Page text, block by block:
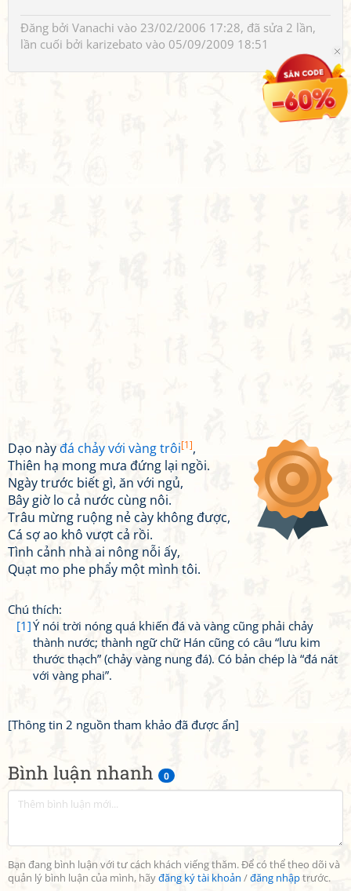
Bình luận nhanh 0
Bạn đang bình luận với tư cách khách viếng thăm. Để có thể theo dõi và
quản lý bình luận của mình, hãyđăng ký tài khoản /đăng nhậptrước.
Đăng bởi Vanachi vào 23/02/2006 17:28, đã sửa 2 lần,
lần cuối bởi karizebato vào 05/09/2009 18:51
Dạo nàyđá chảy với vàng trôi[1],
Thiên hạ mong mưa đứng lại ngồi.
Ngày trước biết gì, ăn với ngủ,
Bây giờ lo cả nước cùng nôi.
Trâu mừng ruộng nẻ cày không được,
Cá sợ ao khô vượt cả rồi.
Tình cảnh nhà ai nông nỗi ấy,
Quạt mo phe phẩy một mình tôi.
Chú thích:
[1]Ý nói trời nóng quá khiến đá và vàng cũng phải chảy
thành nước; thành ngữ chữ Hán cũng có câu “lưu kim
thước thạch” (chảy vàng nung đá). Có bản chép là “đá nát
với vàng phai”.
[Thông tin 2 nguồn tham khảo đã được ẩn]